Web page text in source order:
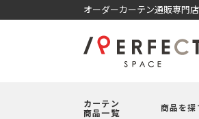
オーダーカーテン通販専門
カーテン
商品一覧
商品を探